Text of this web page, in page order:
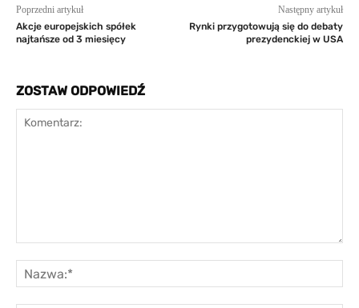
Poprzedni artykuł
Akcje europejskich spółek
najtańsze od 3 miesięcy
Następny artykuł
Rynki przygotowują się do debaty
prezydenckiej w USA
ZOSTAW ODPOWIEDŹ